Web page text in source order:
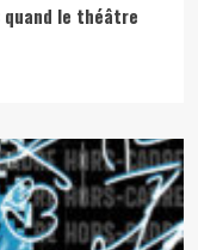
quand le théâtre